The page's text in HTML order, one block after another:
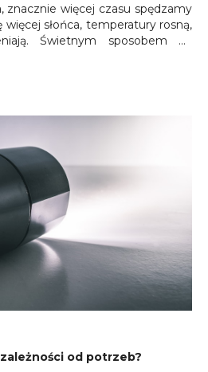
znacznie więcej czasu spędzamy
więcej słońca, temperatury rosną,
Świetnym sposobem na
również relaksowanie się na
miejscem zgromadzeń
od potrzeb?